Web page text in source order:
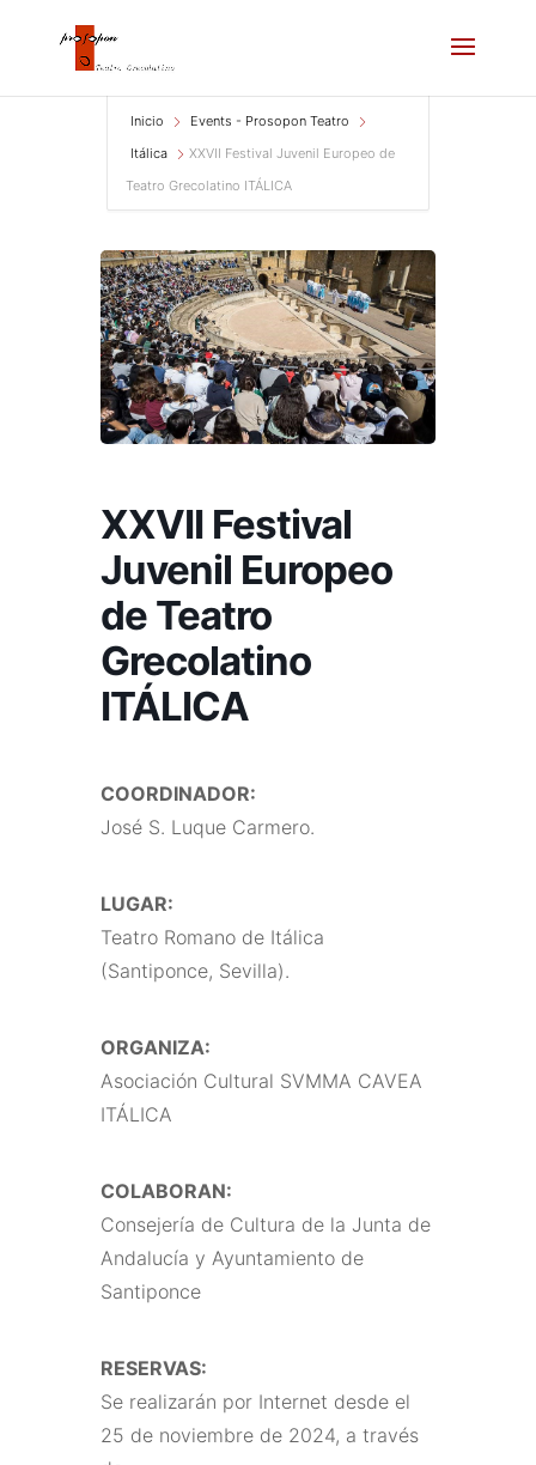
Inicio
Events - Prosopon Teatro
Itálica
XXVII Festival Juvenil Europeo de
Teatro Grecolatino ITÁLICA
XXVII Festival
Juvenil Europeo
de Teatro
Grecolatino
ITÁLICA
COORDINADOR:
José S. Luque Carmero.
LUGAR:
Teatro Romano de Itálica
(Santiponce, Sevilla).
ORGANIZA:
Asociación Cultural SVMMA CAVEA
ITÁLICA
COLABORAN:
Consejería de Cultura de la Junta de
Andalucía y Ayuntamiento de
Santiponce
RESERVAS:
Se realizarán por Internet desde el
25 de noviembre de 2024, a través